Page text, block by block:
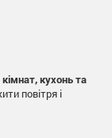
кухонь та
повітря і